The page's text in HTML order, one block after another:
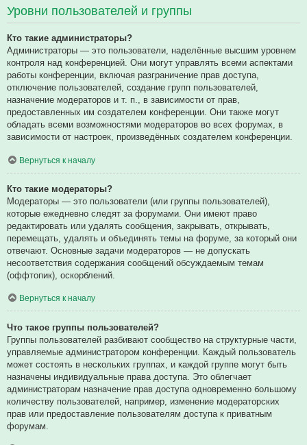
Уровни пользователей и группы
Кто такие администраторы?
Администраторы — это пользователи, наделённые высшим уровнем
контроля над конференцией. Они могут управлять всеми аспектами
работы конференции, включая разграничение прав доступа,
отключение пользователей, создание групп пользователей,
назначение модераторов и т. п., в зависимости от прав,
предоставленных им создателем конференции. Они также могут
обладать всеми возможностями модераторов во всех форумах, в
зависимости от настроек, произведённых создателем конференции.
Вернуться к началу
Кто такие модераторы?
Модераторы — это пользователи (или группы пользователей),
которые ежедневно следят за форумами. Они имеют право
редактировать или удалять сообщения, закрывать, открывать,
перемещать, удалять и объединять темы на форуме, за который они
отвечают. Основные задачи модераторов — не допускать
несоответствия содержания сообщений обсуждаемым темам
(оффтопик), оскорблений.
Вернуться к началу
Что такое группы пользователей?
Группы пользователей разбивают сообщество на структурные части,
управляемые администратором конференции. Каждый пользователь
может состоять в нескольких группах, и каждой группе могут быть
назначены индивидуальные права доступа. Это облегчает
администраторам назначение прав доступа одновременно большому
количеству пользователей, например, изменение модераторских
прав или предоставление пользователям доступа к приватным
форумам.